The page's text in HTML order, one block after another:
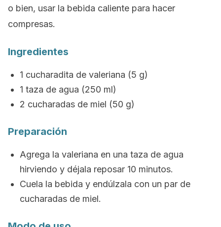
o bien, usar la bebida caliente para hacer
compresas.
Ingredientes
1 cucharadita de valeriana (5 g)
1 taza de agua (250 ml)
2 cucharadas de miel (50 g)
Preparación
Agrega la valeriana en una taza de agua
hirviendo y déjala reposar 10 minutos.
Cuela la bebida y endúlzala con un par de
cucharadas de miel.